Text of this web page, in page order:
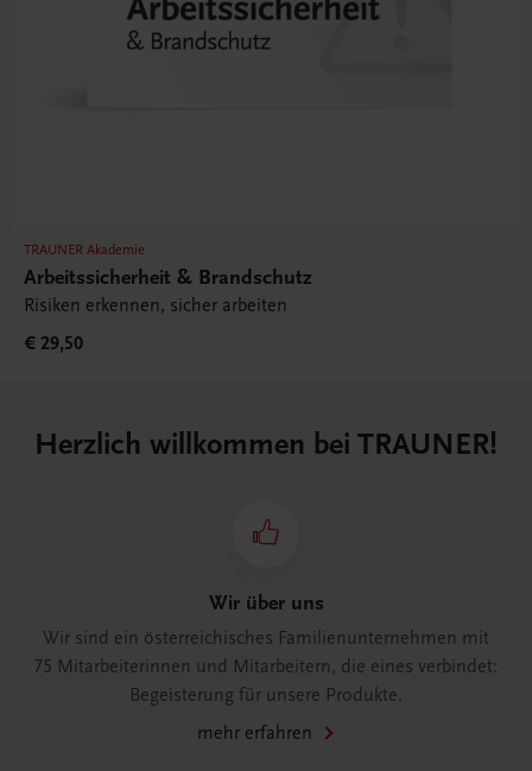
TRAUNER Akademie
Arbeitssicherheit & Brandschutz
Risiken erkennen, sicher arbeiten
€ 29,50
Herzlich willkommen bei TRAUNER!
Wir über uns
Wir sind ein österreichisches Familienunternehmen mit
75 Mitarbeiterinnen und Mitarbeitern, die eines verbindet:
Begeisterung für unsere Produkte.
mehr erfahren